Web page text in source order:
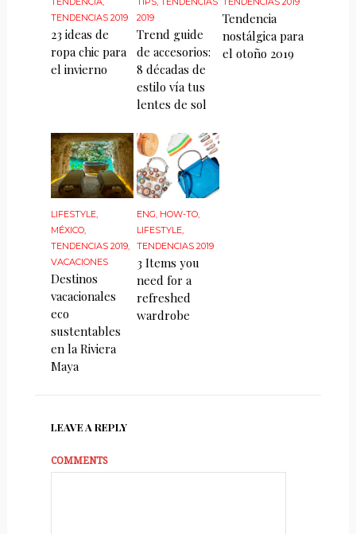
TENDENCIAS 2019
23 ideas de
ropa chic para
el invierno
2019
Trend guide
de accesorios:
8 décadas de
estilo vía tus
lentes de sol
Tendencia
nostálgica para
el otoño 2019
LIFESTYLE,
MÉXICO,
TENDENCIAS 2019,
VACACIONES
Destinos
vacacionales
eco
sustentables
en la Riviera
Maya
ENG, HOW-TO,
LIFESTYLE,
TENDENCIAS 2019
3 Items you
need for a
refreshed
wardrobe
LEAVE A REPLY
COMMENTS